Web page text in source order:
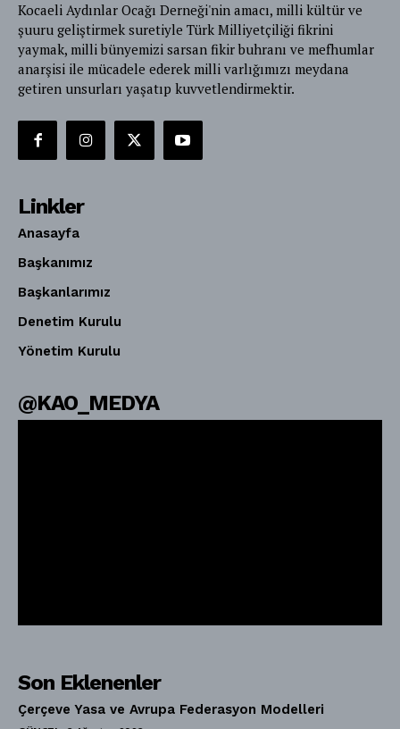
Kocaeli Aydınlar Ocağı Derneği'nin amacı, milli kültür ve
şuuru geliştirmek suretiyle Türk Milliyetçiliği fikrini
yaymak, milli bünyemizi sarsan fikir buhranı ve mefhumlar
anarşisi ile mücadele ederek milli varlığımızı meydana
getiren unsurları yaşatıp kuvvetlendirmektir.
Linkler
Anasayfa
Başkanımız
Başkanlarımız
Denetim Kurulu
Yönetim Kurulu
@KAO_MEDYA
Son Eklenenler
Çerçeve Yasa ve Avrupa Federasyon Modelleri